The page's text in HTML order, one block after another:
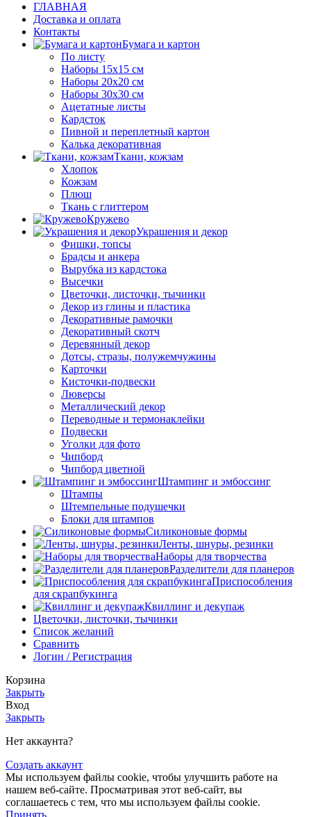
ГЛАВНАЯ
Доставка и оплата
Контакты
Бумага и картон
По листу
Наборы 15х15 см
Наборы 20х20 см
Наборы 30х30 см
Ацетатные листы
Кардсток
Пивной и переплетный картон
Калька декоративная
Ткани, кожзам
Хлопок
Кожзам
Плюш
Ткань с глиттером
Кружево
Украшения и декор
Фишки, топсы
Брадсы и анкера
Вырубка из кардстока
Высечки
Цветочки, листочки, тычинки
Декор из глины и пластика
Декоративные рамочки
Декоративный скотч
Деревянный декор
Дотсы, стразы, полужемчужины
Карточки
Кисточки-подвески
Люверсы
Металлический декор
Переводные и термонаклейки
Подвески
Уголки для фото
Чипборд
Чипборд цветной
Штампинг и эмбоссинг
Штампы
Штемпельные подушечки
Блоки для штампов
Силиконовые формы
Ленты, шнуры, резинки
Наборы для творчества
Разделители для планеров
Приспособления
для скрапбукинга
Квиллинг и декупаж
Цветочки, листочки, тычинки
Список желаний
Сравнить
Логин / Регистрация
Корзина
Закрыть
Вход
Закрыть
Нет аккаунта?
Создать аккаунт
Мы используем файлы cookie, чтобы улучшить работe на
нашем веб-сайте. Просматривая этот веб-сайт, вы
соглашаетесь с тем, что мы используем файлы cookie.
Принять